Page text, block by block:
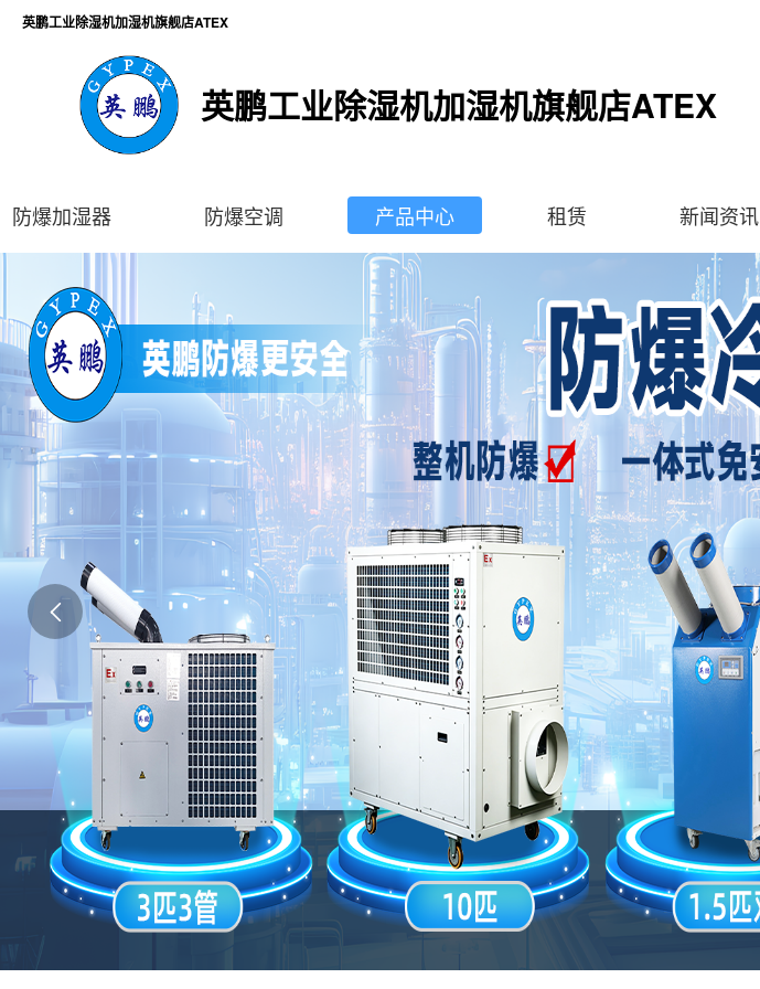
英鹏工业除湿机加湿机旗舰店ATEX
英鹏工业除湿机加湿机旗舰店ATEX
防爆加湿器 防爆空调 产品中心 租赁 新闻资讯